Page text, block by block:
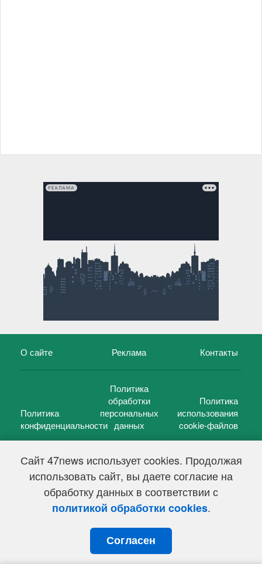
Сайт 47news использует cookies. Продолжая
использовать сайт, вы даете согласие на
обработку данных в соответствии с
политикой обработки cookies.
Согласен
РЕКЛАМА
О сайте Реклама Контакты
Политика
конфиденциальности
Политика
обработки
персональных
данных
Политика
использования
cookie-файлов
47 новостей (47 news)2005 — 2026 г.
Свидетельство о регистрации СМИ Эл № ФС 77-39848, выдано
Федеральной службой по надзору в сфере связи,
информационных технологий и массовых коммуникаций